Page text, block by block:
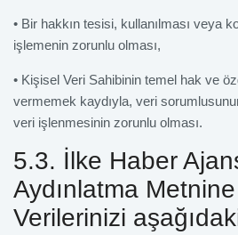
• Bir hakkın tesisi, kullanılması veya
işlemenin zorunlu olması,
• Kişisel Veri Sahibinin temel hak ve
vermemek kaydıyla, veri
veri işlenmesinin zorunlu olması.
5.3. İlke Haber
Aydınlatma
Verilerinizi